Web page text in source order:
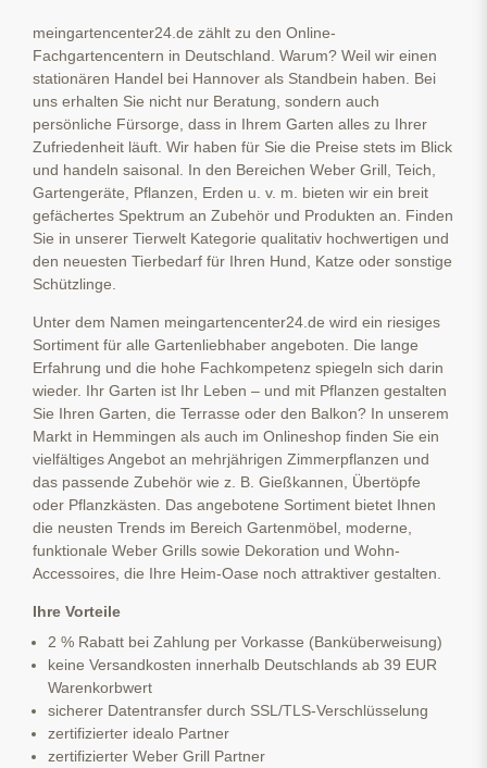
meingartencenter24.de zählt zu den Online-
Fachgartencentern in Deutschland. Warum? Weil wir einen
stationären Handel bei Hannover als Standbein haben. Bei
uns erhalten Sie nicht nur Beratung, sondern auch
persönliche Fürsorge, dass in Ihrem Garten alles zu Ihrer
Zufriedenheit läuft. Wir haben für Sie die Preise stets im Blick
und handeln saisonal. In den Bereichen Weber Grill, Teich,
Gartengeräte, Pflanzen, Erden u. v. m. bieten wir ein breit
gefächertes Spektrum an Zubehör und Produkten an. Finden
Sie in unserer Tierwelt Kategorie qualitativ hochwertigen und
den neuesten Tierbedarf für Ihren Hund, Katze oder sonstige
Schützlinge.
Unter dem Namen meingartencenter24.de wird ein riesiges
Sortiment für alle Gartenliebhaber angeboten. Die lange
Erfahrung und die hohe Fachkompetenz spiegeln sich darin
wieder. Ihr Garten ist Ihr Leben – und mit Pflanzen gestalten
Sie Ihren Garten, die Terrasse oder den Balkon? In unserem
Markt in Hemmingen als auch im Onlineshop finden Sie ein
vielfältiges Angebot an mehrjährigen Zimmerpflanzen und
das passende Zubehör wie z. B. Gießkannen, Übertöpfe
oder Pflanzkästen. Das angebotene Sortiment bietet Ihnen
die neusten Trends im Bereich Gartenmöbel, moderne,
funktionale Weber Grills sowie Dekoration und Wohn-
Accessoires, die Ihre Heim-Oase noch attraktiver gestalten.
Ihre Vorteile
2 % Rabatt bei Zahlung per Vorkasse (Banküberweisung)
keine Versandkosten innerhalb Deutschlands ab 39 EUR
Warenkorbwert
sicherer Datentransfer durch SSL/TLS-Verschlüsselung
zertifizierter idealo Partner
zertifizierter Weber Grill Partner